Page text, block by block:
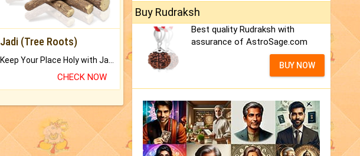
Jadi (Tree Roots)
CHECK NOW
Buy Rudraksh
Best quality Rudraksh with
assurance of AstroSage.com
BUY NOW